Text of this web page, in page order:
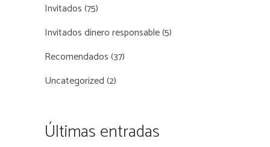
Invitados(75)
Invitados dinero responsable(5)
Recomendados(37)
Uncategorized(2)
Últimas entradas